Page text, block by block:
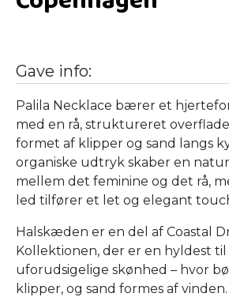
Gave info:
Palila Necklace bærer et
med en rå, struktureret
formet af klipper og sand langs
organiske udtryk skaber en
mellem det feminine og det rå,
led tilfører et let og elegant
Halskæden er en del af Coastal
Kollektionen, der er en hyldest til
uforudsigelige skønhed – hvor
klipper, og sand formes af